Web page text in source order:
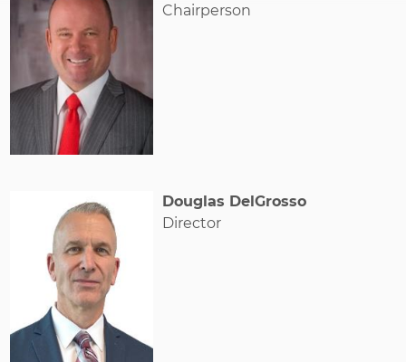
Chairperson
Douglas DelGrosso
Director